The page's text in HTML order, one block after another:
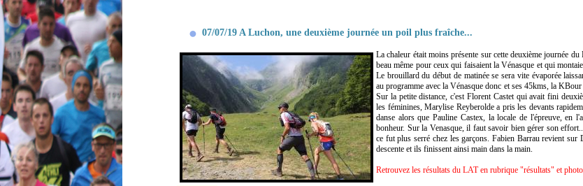
07/07/19 A Luchon, une deuxième journée un poil plus fraîche...
La chaleur était moins présente sur cette deuxième journée
beau même pour ceux qui faisaient la Vénasque et qui
Le brouillard du début de matinée se sera vite évaporée
au programme avec la Vénasque donc et ses 45kms, la
Sur la petite distance, c'est Florent Castet qui avait fini
les féminines, Marylise Reyberolde a pris les devants
danse alors que Pauline Castex, la locale de l'épreuve, en
bonheur. Sur la Venasque, il faut savoir bien gérer son
ce fut plus serré chez les garçons. Fabien Barrau revient
descente et ils finissent ainsi main dans la main.
Retrouvez les résultats du LAT en rubrique "résultats" et